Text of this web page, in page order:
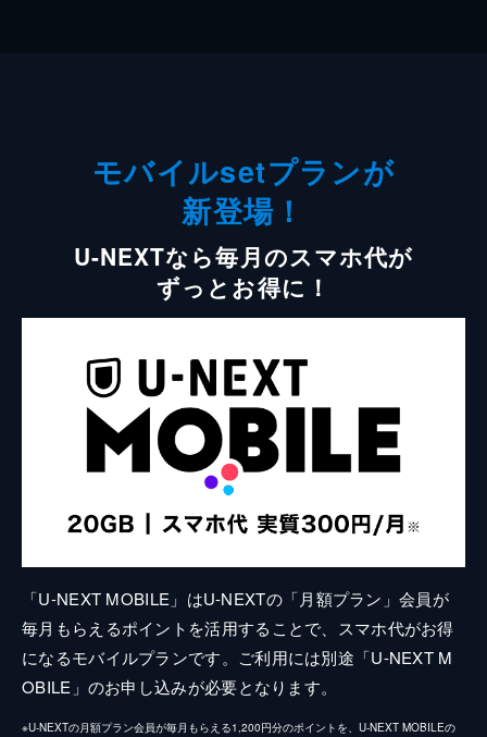
モバイルsetプランが
新登場！
U-NEXTなら毎月のスマホ代が
ずっとお得に！
「U-NEXT MOBILE」はU-NEXTの「月額プラン」会員が
毎月もらえるポイントを活用することで、スマホ代がお得
になるモバイルプランです。ご利用には別途「U-NEXT M
OBILE」のお申し込みが必要となります。
※U-NEXTの月額プラン会員が毎月もらえる1,200円分のポイントを、U-NEXT MOBILEの